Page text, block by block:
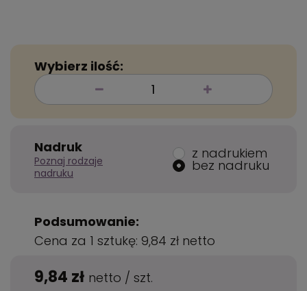
Wybierz ilość:
Nadruk
Poznaj rodzaje
nadruku
z nadrukiem
bez nadruku
Podsumowanie:
Cena za 1 sztukę: 9,84 zł netto
9,84 zł netto / szt.